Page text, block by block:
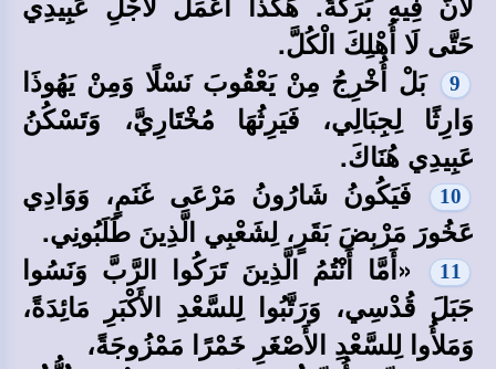
حَتَّى لَا أُهْلِكَ الْكُلَّ.
9
بَلْ أُخْرِجُ مِنْ يَعْقُوبَ نَسْلًا وَمِنْ يَهُوذَا
وَارِثًا لِجِبَالِي، فَيَرِثُهَا مُخْتَارِيَّ، وَتَسْكُنُ
عَبِيدِي هُنَاكَ.
10
فَيَكُونُ شَارُونُ مَرْعَى غَنَمٍ، وَوَادِي
عَخُورَ مَرْبِضَ بَقَرٍ، لِشَعْبِي الَّذِينَ طَلَبُونِي.
11
«أَمَّا أَنْتُمُ الَّذِينَ تَرَكُوا الرَّبَّ وَنَسُوا
جَبَلَ قُدْسِي، وَرَتَّبُوا لِلسَّعْدِ الأَكْبَرِ مَائِدَةً،
وَمَلأُوا لِلسَّعْدِ الأَصْغَرِ خَمْرًا مَمْزُوجَةً،